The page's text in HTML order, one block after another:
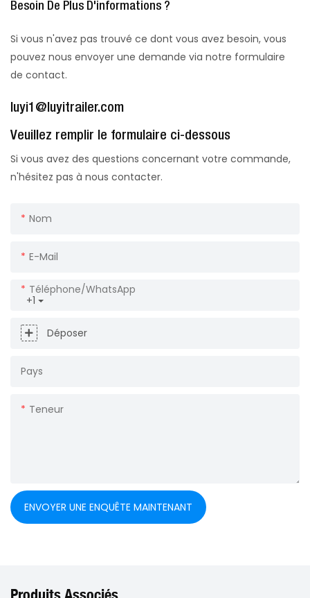
Besoin De Plus D'informations ?
Si vous n'avez pas trouvé ce dont vous avez besoin, vous
pouvez nous envoyer une demande via notre formulaire
de contact.
luyi1@luyitrailer.com
Veuillez remplir le formulaire ci-dessous
Si vous avez des questions concernant votre commande,
n'hésitez pas à nous contacter.
Nom
E-Mail
+1
Téléphone/WhatsApp
Déposer
Pays
Teneur
ENVOYER UNE ENQUÊTE MAINTENANT
Produits Associés